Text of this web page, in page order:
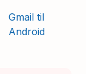
Gmail til
Android